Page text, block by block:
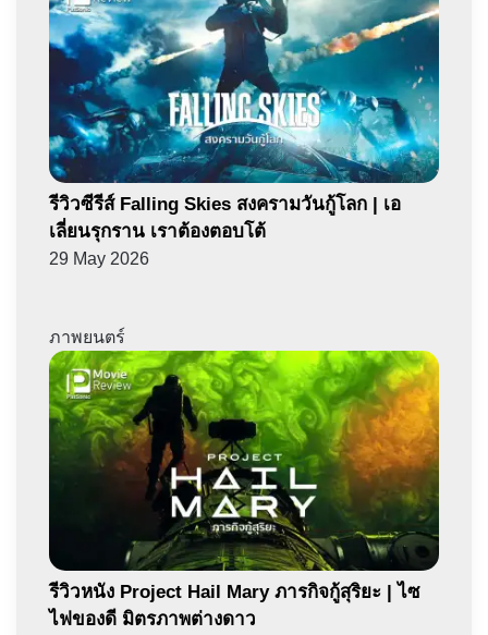
รีวิวซีรีส์ Falling Skies สงครามวันกู้โลก | เอ
เลี่ยนรุกราน เราต้องตอบโต้
29 May 2026
ภาพยนตร์
รีวิวหนัง Project Hail Mary ภารกิจกู้สุริยะ | ไซ
ไฟของดี มิตรภาพต่างดาว